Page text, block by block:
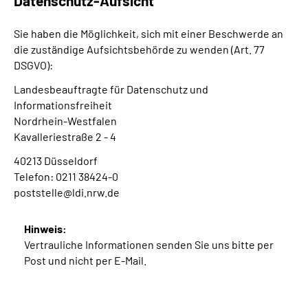
Sie haben die Möglichkeit, sich mit einer Beschwerde an
die zuständige Aufsichtsbehörde zu wenden (Art. 77
DSGVO):
Landesbeauftragte für Datenschutz und
Informationsfreiheit
Nordrhein-Westfalen
Kavalleriestraße 2 - 4
40213 Düsseldorf
Telefon: 0211 38424-0
poststelle@ldi.nrw.de
Hinweis:
Vertrauliche Informationen senden Sie uns bitte per
Post und nicht per E-Mail.